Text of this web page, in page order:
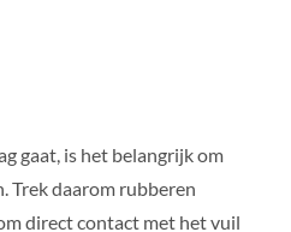
gaat, is het belangrijk om
Trek daarom rubberen
direct contact met het vuil